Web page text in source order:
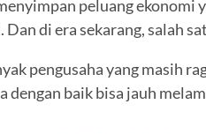
peluang
di era sekarang, salah
pengusaha yang masih
dengan baik bisa jauh